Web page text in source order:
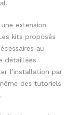
extension
kits proposés
au
détaillées
l’installation par
des tutoriels